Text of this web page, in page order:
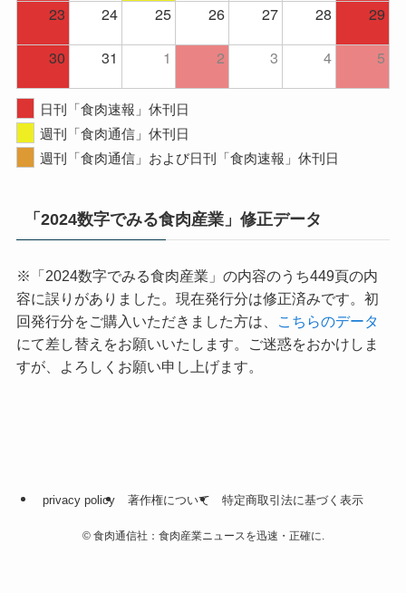
23
24 25 26 27 28
29
30
31 1 2 3 4 5
日刊「食肉速報」休刊日
週刊「食肉通信」休刊日
週刊「食肉通信」および日刊「食肉速報」休刊日
「2024数字でみる食肉産業」修正データ
※「2024数字でみる食肉産業」の内容のうち449頁の内
容に誤りがありました。現在発行分は修正済みです。初
回発行分をご購入いただきました方は、
こちらのデータ
にて差し替えをお願いいたします。ご迷惑をおかけしま
すが、よろしくお願い申し上げます。
privacy policy 著作権について 特定商取引法に基づく表示
©食肉通信社：食肉産業ニュースを迅速・正確に.